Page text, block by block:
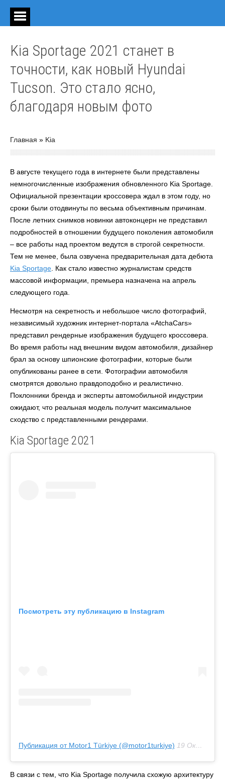
Kia Sportage 2021 станет в
точности, как новый Hyundai
Tucson. Это стало ясно,
благодаря новым фото
Главная » Kia
В августе текущего года в интернете были представлены
немногочисленные изображения обновленного Kia Sportage.
Официальной презентации кроссовера ждал в этом году, но
сроки были отодвинуты по весьма объективным причинам.
После летних снимков новинки автоконцерн не представил
подробностей в отношении будущего поколения автомобиля
– все работы над проектом ведутся в строгой секретности.
Тем не менее, была озвучена предварительная дата дебюта
Kia Sportage . Как стало известно журналистам средств
массовой информации, премьера назначена на апрель
следующего года.
Несмотря на секретность и небольшое число фотографий,
независимый художник интернет-портала «AtchaCars»
представил рендерные изображения будущего кроссовера.
Во время работы над внешним видом автомобиля, дизайнер
брал за основу шпионские фотографии, которые были
опубликованы ранее в сети. Фотографии автомобиля
смотрятся довольно правдоподобно и реалистично.
Поклонники бренда и эксперты автомобильной индустрии
ожидают, что реальная модель получит максимальное
сходство с представленными рендерами.
Kia Sportage 2021
Посмотреть эту публикацию в Instagram
Публикация от Motor1 Türkiye (@motor1turkiye) 19 Окт 2020 в 10:16 PDT
В связи с тем, что Kia Sportage получила схожую архитектуру